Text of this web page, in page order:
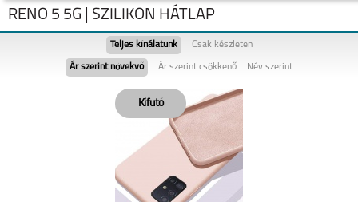
A54S
RENO 5 5G | SZILIKON HÁTLAP
Teljes kínálatunk Csak készleten
Ár szerint növekvő Ár szerint csökkenő Név szerint